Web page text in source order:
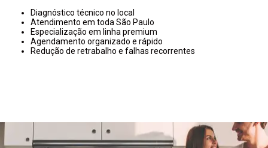
Diagnóstico técnico no local
Atendimento em toda São Paulo
Especialização em linha premium
Agendamento organizado e rápido
Redução de retrabalho e falhas recorrentes